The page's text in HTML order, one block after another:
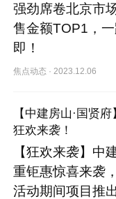
强劲席卷北京市
售金额TOP1，
即！
焦点动态 · 2023.12.06
【中建房山·国贤
狂欢来袭！
【狂欢来袭】中
重钜惠惊喜来袭
活动期间项目推